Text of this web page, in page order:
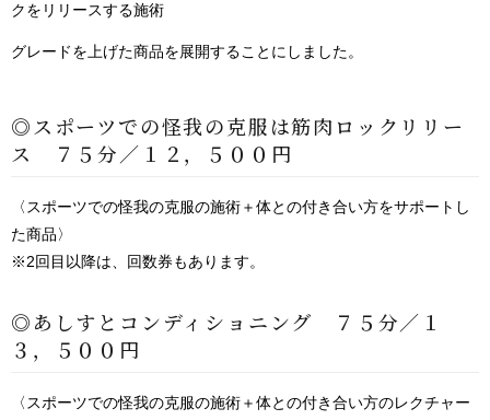
クをリリースする施術
グレードを上げた商品を展開することにしました。
◎スポーツでの怪我の克服は筋肉ロックリリー
ス ７５分／１２，５００円
〈スポーツでの怪我の克服の施術＋体との付き合い方をサポートし
た商品〉
※2回目以降は、回数券もあります。
◎あしすとコンディショニング ７５分／１
３，５００円
〈スポーツでの怪我の克服の施術＋体との付き合い方のレクチャー